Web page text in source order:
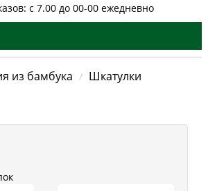
с 7.00 до 00-00 ежедневно
из бамбука
Шкатулки